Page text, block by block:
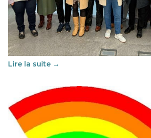
franco-espagnol pour changer
29 juin 2026-National
Cette année, l'UNSA Éducation a mené
soutenu par l'union Européenne et
au vivre-ensemble : quelles différences
Lire la suite →